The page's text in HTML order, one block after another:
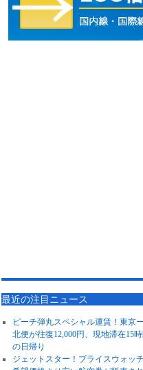
最近の注目ニュース
ピーチ弾丸スペシャル運賃！東京
北便が往復12,000円、現地滞在15
の日帰り
ジェットスター！プライスウォッチ